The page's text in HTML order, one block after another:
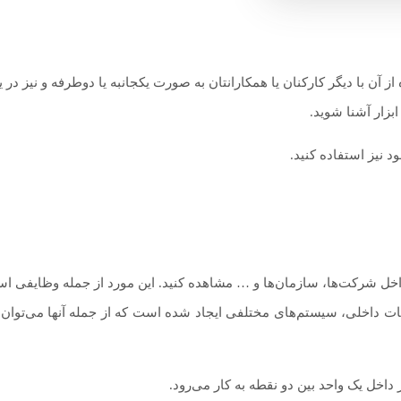
با دیگر کارکنان یا همکارانتان به صورت یکجانبه یا دوطرفه و نیز
آشنا شوید.
نیز استفاده کنید.
شرکت‌ها، سازمان‌ها و … مشاهده کنید. این مورد از جمله وظایفی
داخلی، سیستم‌های مختلفی ایجاد شده است که از جمله آنها
داخل یک واحد بین دو نقطه به کار می‌رود.